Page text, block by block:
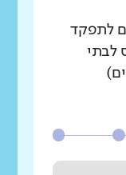
לתפקד
לבתי